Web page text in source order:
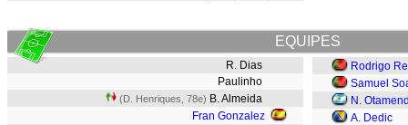
EQUIPES
R. Dias
Paulinho
(D. Henriques, 78e) B. Almeida
Fran Gonzalez
Rodrigo
Samuel
N.
A. Dedic